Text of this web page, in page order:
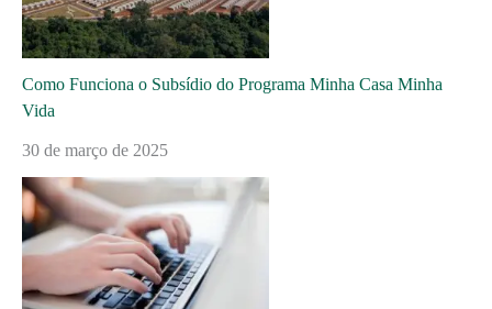
Como Funciona o Subsídio do Programa Minha Casa Minha
Vida
30 de março de 2025